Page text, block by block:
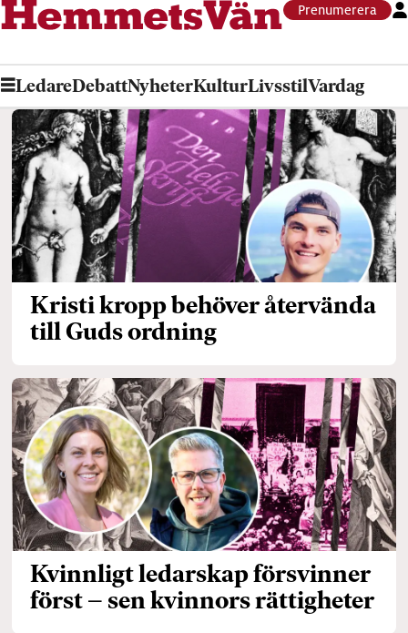
Prenumerera
LedareDebattNyheterKulturLivsstilVardag
Tag:
kvinnligt
ledarskap
Kristi kropp behöver återvända
till Guds ordning
Kvinnligt ledarskap försvinner
först – sen kvinnors rättigheter